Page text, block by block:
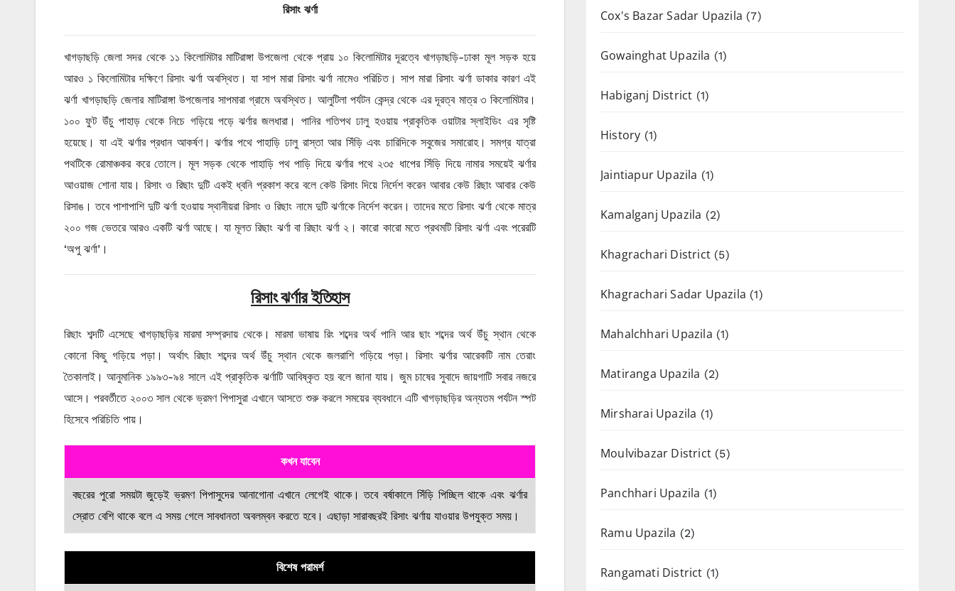
রিসাং ঝর্ণা
খাগড়াছড়ি জেলা সদর থেকে ১১ কিলোমিটার মাটিরাঙ্গা উপজেলা থেকে প্রায় ১০ কিলোমিটার দূরত্বে খাগড়াছড়ি-ঢাকা মূল সড়ক হয়ে
আরও ১ কিলোমিটার দক্ষিণে রিসাং ঝর্ণা অবস্থিত। যা সাপ মারা রিসাং ঝর্ণা নামেও পরিচিত। সাপ মারা রিসাং ঝর্ণা ডাকার কারণ এই
ঝর্ণা খাগড়াছড়ি জেলার মাটিরাঙ্গা উপজেলার সাপমারা গ্রামে অবস্থিত। আলুটিলা পর্যটন কেন্দ্র থেকে এর দূরত্ব মাত্র ৩ কিলোমিটার।
১০০ ফুট উঁচু পাহাড় থেকে নিচে গড়িয়ে পড়ে ঝর্ণার জলধারা। পানির গতিপথ ঢালু হওয়ায় প্রাকৃতিক ওয়াটার স্লাইডিং এর সৃষ্টি
হয়েছে। যা এই ঝর্ণার প্রধান আকর্ষণ। ঝর্ণার পথে পাহাড়ি ঢালু রাস্তা আর সিঁড়ি এবং চারিদিকে সবুজের সমারোহ। সমগ্র যাত্রা
পথটিকে রোমাঞ্চকর করে তোলে। মূল সড়ক থেকে পাহাড়ি পথ পাড়ি দিয়ে ঝর্ণার পথে ২৩৫ ধাপের সিঁড়ি দিয়ে নামার সময়েই ঝর্ণার
আওয়াজ শোনা যায়। রিসাং ও রিছাং দুটি একই ধ্বনি প্রকাশ করে বলে কেউ রিসাং দিয়ে নির্দেশ করেন আবার কেউ রিছাং আবার কেউ
রিসাঙ। তবে পাশাপাশি দুটি ঝর্ণা হওয়ায় স্থানীয়রা রিসাং ও রিছাং নামে দুটি ঝর্ণাকে নির্দেশ করেন। তাদের মতে রিসাং ঝর্ণা থেকে মাত্র
২০০ গজ ভেতরে আরও একটি ঝর্ণা আছে। যা মূলত রিছাং ঝর্ণা বা রিছাং ঝর্ণা ২। কারো কারো মতে প্রথমটি রিসাং ঝর্ণা এবং পরেরটি
‘অপু ঝর্ণা’।
রিসাং ঝর্ণারইতিহাস
রিছাং শব্দটি এসেছে খাগড়াছড়ির মারমা সম্প্রদায় থেকে। মারমা ভাষায় রিং শব্দের অর্থ পানি আর ছাং শব্দের অর্থ উঁচু স্থান থেকে
কোনো কিছু গড়িয়ে পড়া। অর্থাৎ রিছাং শব্দের অর্থ উঁচু স্থান থেকে জলরাশি গড়িয়ে পড়া। রিসাং ঝর্ণার আরেকটি নাম তেরাং
তৈকালাই। আনুমানিক ১৯৯৩-৯৪ সালে এই প্রাকৃতিক ঝর্ণাটি আবিষ্কৃত হয় বলে জানা যায়। জুম চাষের সুবাদে জায়গাটি সবার নজরে
আসে। পরবর্তীতে ২০০৩ সাল থেকে ভ্রমণ পিপাসুরা এখানে আসতে শুরু করলে সময়ের ব্যবধানে এটি খাগড়াছড়ির অন্যতম পর্যটন স্পট
হিসেবে পরিচিতি পায়।
কখন যাবেন
বছরের পুরো সময়টা জুড়েই ভ্রমণ পিপাসুদের আনাগোনা এখানে লেগেই থাকে। তবে বর্ষাকালে সিঁড়ি পিচ্ছিল থাকে এবং ঝর্ণার
স্রোত বেশি থাকে বলে এ সময় গেলে সাবধানতা অবলম্বন করতে হবে। এছাড়া সারাবছরই রিসাং ঝর্ণায় যাওয়ার উপযুক্ত সময়।
বিশেষ পরামর্শ
Cox's Bazar Sadar Upazila (7)
Gowainghat Upazila (1)
Habiganj District (1)
History (1)
Jaintiapur Upazila (1)
Kamalganj Upazila (2)
Khagrachari District (5)
Khagrachari Sadar Upazila (1)
Mahalchhari Upazila (1)
Matiranga Upazila (2)
Mirsharai Upazila (1)
Moulvibazar District (5)
Panchhari Upazila (1)
Ramu Upazila (2)
Rangamati District (1)